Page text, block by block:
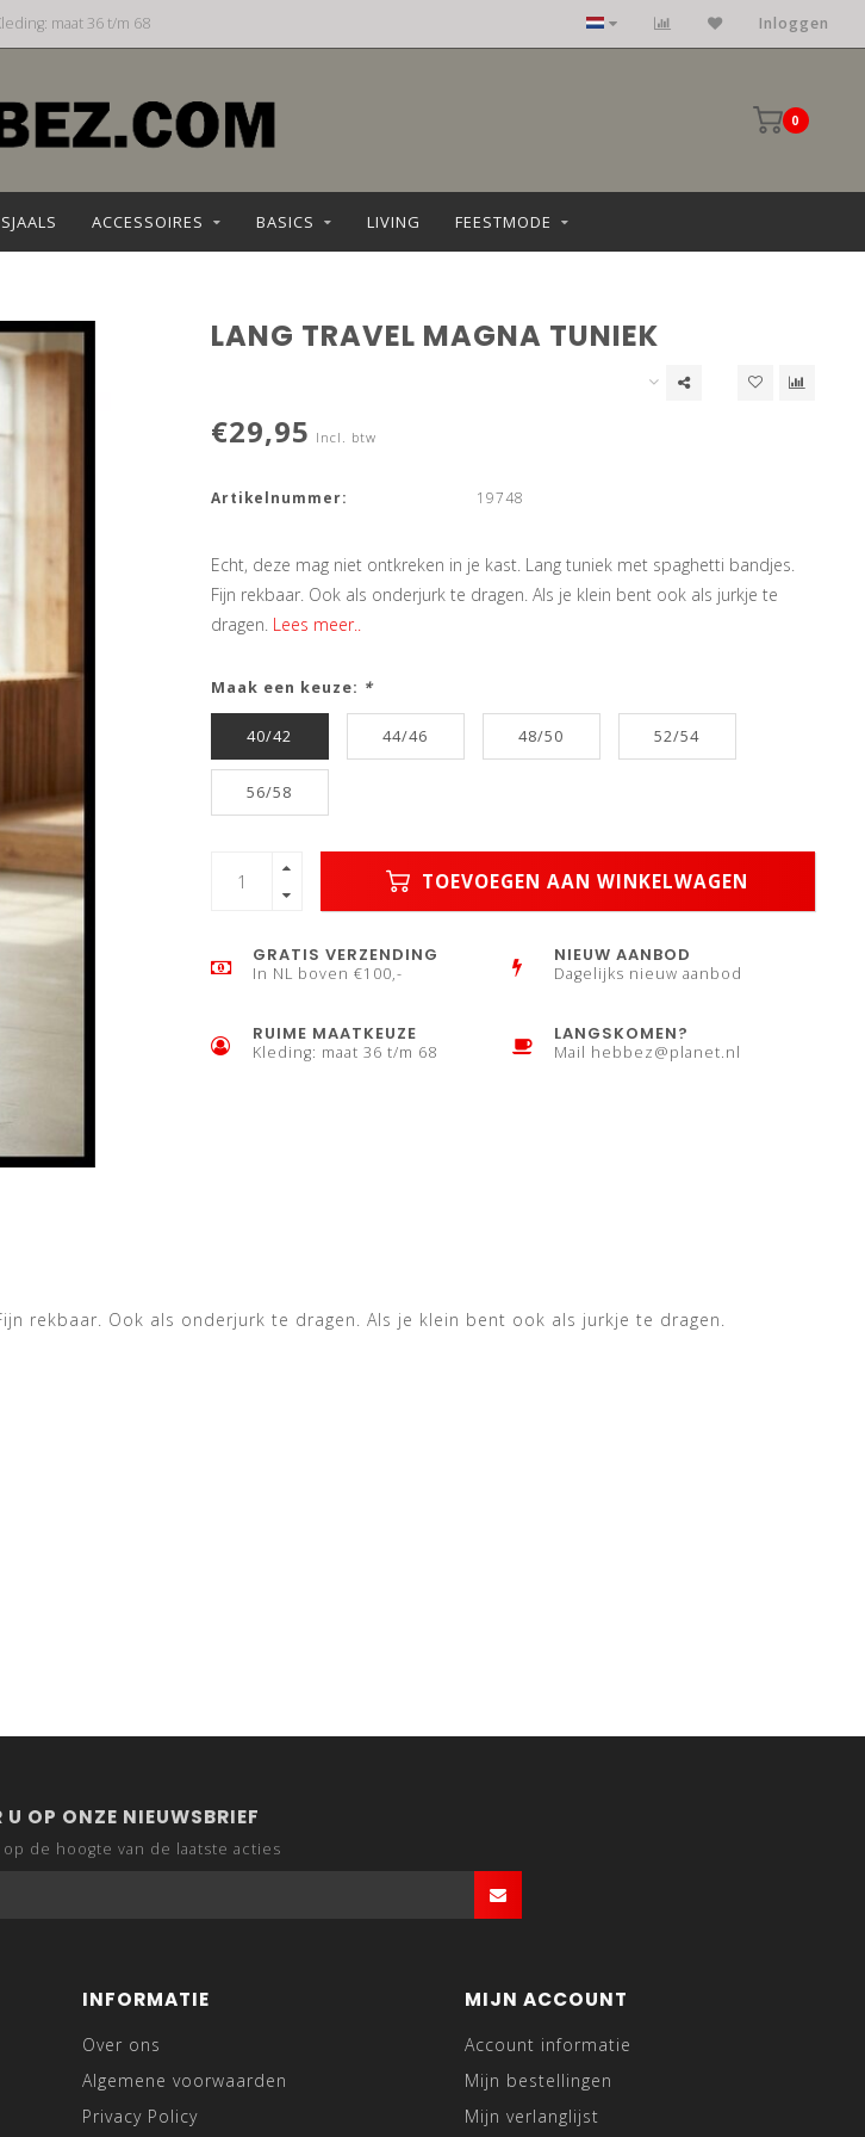
maat 36 t/m 68 Inloggen
0
SJAALS ACCESSOIRES BASICS LIVING FEESTMODE
LANG TRAVEL MAGNA TUNIEK
€29,95 Incl. btw
Artikelnummer: 19748
Echt, deze mag niet ontkreken in je kast. Lang tuniek met spaghetti bandjes.
Fijn rekbaar. Ook als onderjurk te dragen. Als je klein bent ook als jurkje te
dragen. Lees meer..
Maak een keuze: *
40/42 44/46 48/50 52/54
56/58
TOEVOEGEN AAN WINKELWAGEN
GRATIS VERZENDING
In NL boven €100,-
NIEUW AANBOD
Dagelijks nieuw aanbod
RUIME MAATKEUZE
Kleding: maat 36 t/m 68
LANGSKOMEN?
Mail hebbez@planet.nl
rekbaar. Ook als onderjurk te dragen. Als je klein bent ook als jurkje te dragen.
OP ONZE NIEUWSBRIEF
de hoogte van de laatste acties
INFORMATIE
Over ons
Algemene voorwaarden
Privacy Policy
MIJN ACCOUNT
Account informatie
Mijn bestellingen
Mijn verlanglijst